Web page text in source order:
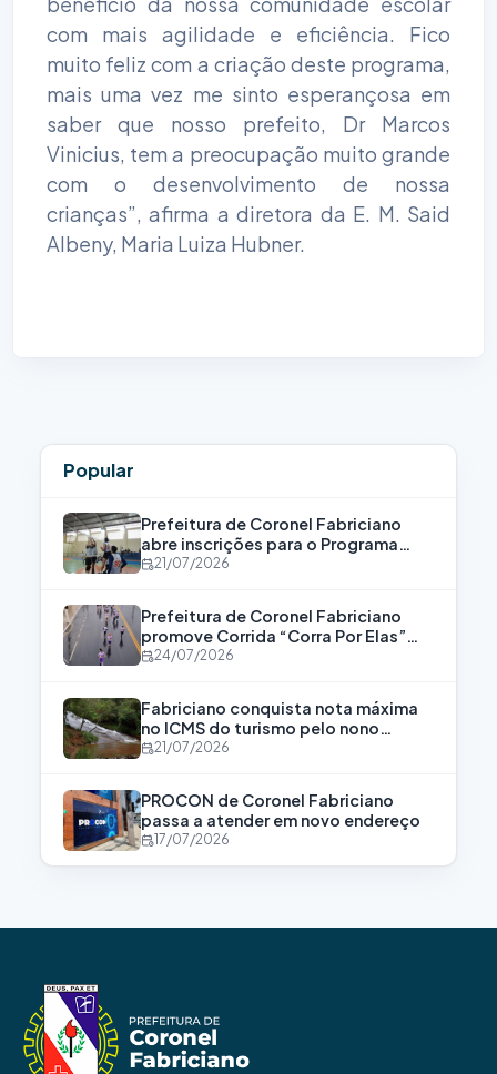
com mais agilidade e eficiência. Fico
muito feliz com a criação deste programa,
mais uma vez me sinto esperançosa em
saber que nosso prefeito, Dr Marcos
Vinicius, tem a preocupação muito grande
com o desenvolvimento de nossa
crianças”, afirma a diretora da E. M. Said
Albeny, Maria Luiza Hubner.
Popular
Prefeitura de Coronel Fabriciano
abre inscrições para o Programa
Bolsa Atleta
21/07/2026
Prefeitura de Coronel Fabriciano
promove Corrida “Corra Por Elas”
para fortalecer a luta contra a
24/07/2026
Fabriciano conquista nota máxima
no ICMS do turismo pelo nono
consecutivo
21/07/2026
PROCON de Coronel Fabriciano
passa a atender em novo endereço
17/07/2026